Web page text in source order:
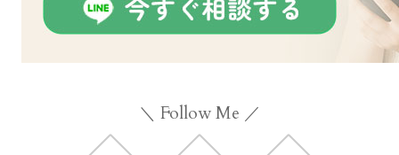
＼ Follow Me ／
Facebook Instagram